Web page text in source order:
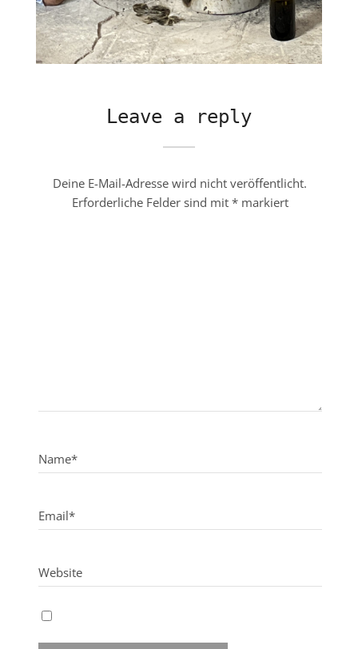
Leave a reply
Deine E-Mail-Adresse wird nicht veröffentlicht.
Erforderliche Felder sind mit *markiert